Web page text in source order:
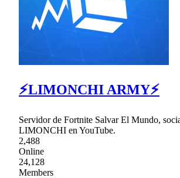
⚡LIMONCHI ARMY⚡
Servidor de Fortnite Salvar El Mundo,
LIMONCHI en YouTube.
2,488
Online
24,128
Members